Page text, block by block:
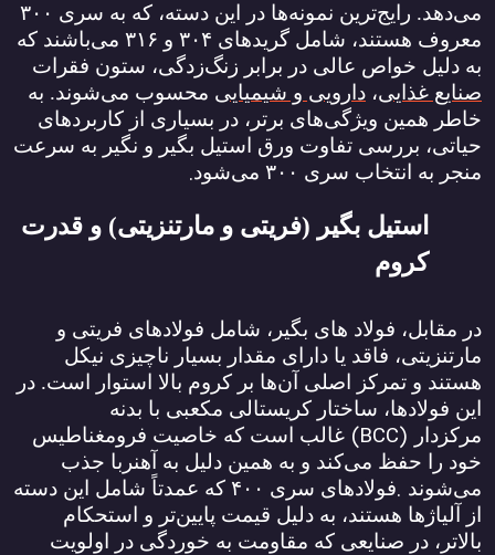
می‌دهد. رایج‌ترین نمونه‌ها در این دسته، که به سری ۳۰۰
معروف هستند، شامل گریدهای ۳۰۴ و ۳۱۶ می‌باشند که
به دلیل خواص عالی در برابر زنگ‌زدگی، ستون فقرات
صنایع غذایی، دارویی و شیمیایی محسوب می‌شوند. به
خاطر همین ویژگی‌های برتر، در بسیاری از کاربردهای
حیاتی، بررسی تفاوت ورق استیل بگیر و نگیر به سرعت
منجر به انتخاب سری ۳۰۰ می‌شود.
استیل بگیر (فریتی و مارتنزیتی) و قدرت
کروم
در مقابل، فولاد های بگیر، شامل فولادهای فریتی و
مارتنزیتی، فاقد یا دارای مقدار بسیار ناچیزی نیکل
هستند و تمرکز اصلی آن‌ها بر کروم بالا استوار است. در
این فولادها، ساختار کریستالی مکعبی با بدنه
مرکزدار (BCC) غالب است که خاصیت فرومغناطیس
خود را حفظ می‌کند و به همین دلیل به آهنربا جذب
می‌شوند .فولادهای سری ۴۰۰ که عمدتاً شامل این دسته
از آلیاژها هستند، به دلیل قیمت پایین‌تر و استحکام
بالاتر، در صنایعی که مقاومت به خوردگی در اولویت